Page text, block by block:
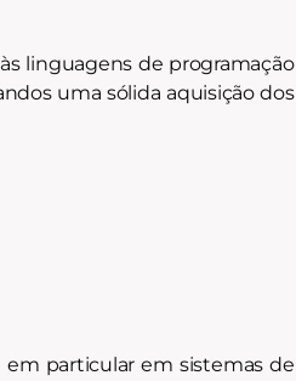
linguagens de programação
uma sólida aquisição dos
em particular em sistemas de